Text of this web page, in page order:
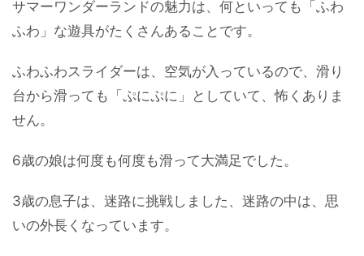
サマーワンダーランドの魅力は、何といっても「ふわ
ふわ」な遊具がたくさんあることです。
ふわふわスライダーは、空気が入っているので、滑り
台から滑っても「ぷにぷに」としていて、怖くありま
せん。
6歳の娘は何度も何度も滑って大満足でした。
3歳の息子は、迷路に挑戦しました、迷路の中は、思
いの外長くなっています。